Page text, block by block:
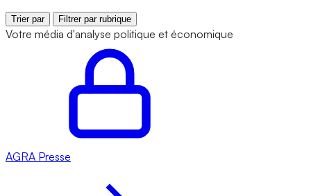
Trier par Filtrer par rubrique
Votre média d'analyse politique et économique
AGRA Presse